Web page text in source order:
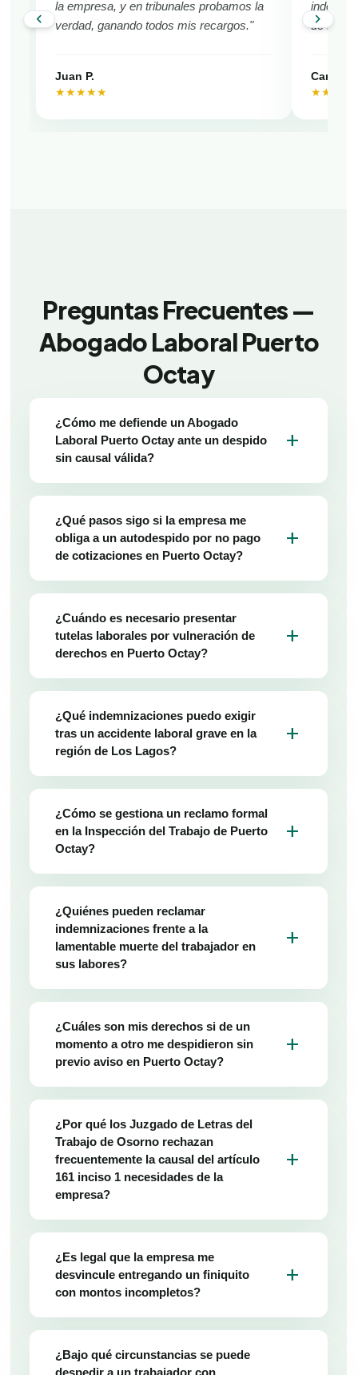
chevron_left
la empresa, y en tribunales probamos la
verdad, ganando todos mis recargos."
Juan P.
★★★★★
de
Camila
chevron_right
Preguntas Frecuentes —
Abogado Laboral Puerto
Octay
¿Cómo me defiende un Abogado
Laboral Puerto Octay ante un despido
sin causal válida?
add
¿Qué pasos sigo si la empresa me
obliga a un autodespido por no pago
de cotizaciones en Puerto Octay?
add
¿Cuándo es necesario presentar
tutelas laborales por vulneración de
derechos en Puerto Octay?
add
¿Qué indemnizaciones puedo exigir
tras un accidente laboral grave en la
región de Los Lagos?
add
¿Cómo se gestiona un reclamo formal
en la Inspección del Trabajo de Puerto
Octay?
add
¿Quiénes pueden reclamar
indemnizaciones frente a la
lamentable muerte del trabajador en
sus labores?
add
¿Cuáles son mis derechos si de un
momento a otro me despidieron sin
previo aviso en Puerto Octay?
add
¿Por qué los Juzgado de Letras del
Trabajo de Osorno rechazan
frecuentemente la causal del artículo
161 inciso 1 necesidades de la
empresa?
add
¿Es legal que la empresa me
desvincule entregando un finiquito
con montos incompletos?
add
¿Bajo qué circunstancias se puede
despedir a un trabajador con